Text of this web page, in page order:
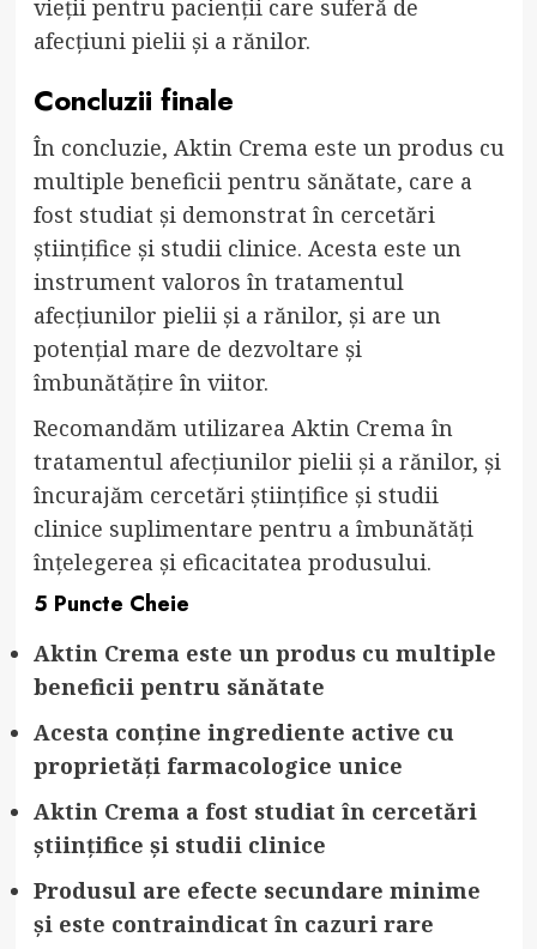
vieții pentru pacienții care suferă de
afecțiuni pielii și a rănilor.
Concluzii finale
În concluzie, Aktin Crema este un produs cu
multiple beneficii pentru sănătate, care a
fost studiat și demonstrat în cercetări
științifice și studii clinice. Acesta este un
instrument valoros în tratamentul
afecțiunilor pielii și a rănilor, și are un
potențial mare de dezvoltare și
îmbunătățire în viitor.
Recomandăm utilizarea Aktin Crema în
tratamentul afecțiunilor pielii și a rănilor, și
încurajăm cercetări științifice și studii
clinice suplimentare pentru a îmbunătăți
înțelegerea și eficacitatea produsului.
5 Puncte Cheie
Aktin Crema este un produs cu multiple
beneficii pentru sănătate
Acesta conține ingrediente active cu
proprietăți farmacologice unice
Aktin Crema a fost studiat în cercetări
științifice și studii clinice
Produsul are efecte secundare minime
și este contraindicat în cazuri rare